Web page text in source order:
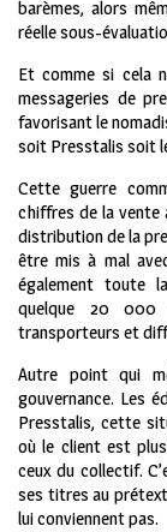
barèmes, alors
réelle sous-
Et comme si cela
messageries de
favorisant le
soit Presstalis soit
Cette guerre
chiffres de la vente
distribution de la
être mis à mal
également toute
quelque 20 000
transporteurs et
Autre point qui
gouvernance. Les
Presstalis, cette
où le client est
ceux du collectif.
ses titres au
lui conviennent pas.